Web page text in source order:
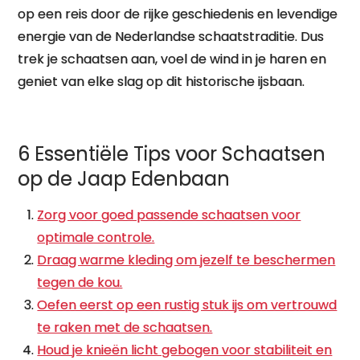
op een reis door de rijke geschiedenis en levendige
energie van de Nederlandse schaatstraditie. Dus
trek je schaatsen aan, voel de wind in je haren en
geniet van elke slag op dit historische ijsbaan.
6 Essentiële Tips voor Schaatsen
op de Jaap Edenbaan
Zorg voor goed passende schaatsen voor
optimale controle.
Draag warme kleding om jezelf te beschermen
tegen de kou.
Oefen eerst op een rustig stuk ijs om vertrouwd
te raken met de schaatsen.
Houd je knieën licht gebogen voor stabiliteit en